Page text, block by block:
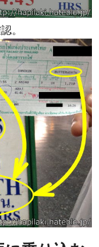
。
乗り込む